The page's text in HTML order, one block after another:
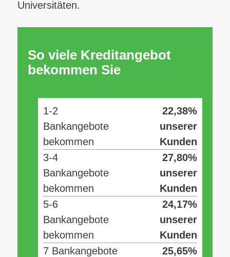
Universitäten.
So viele Kreditangebot
bekommen Sie
1-2
Bankangebote
bekommen
22,38%
unserer
Kunden
3-4
Bankangebote
bekommen
27,80%
unserer
Kunden
5-6
Bankangebote
bekommen
24,17%
unserer
Kunden
7 Bankangebote
25,65%